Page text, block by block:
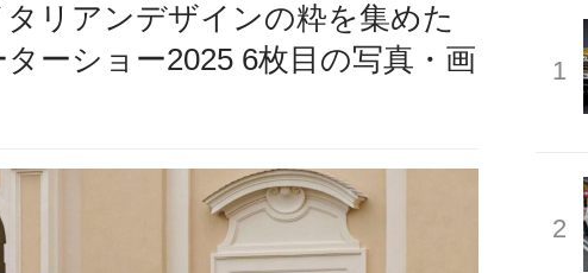
リアンデザインの粋を集めた
ーショー2025 6枚目の写真・画